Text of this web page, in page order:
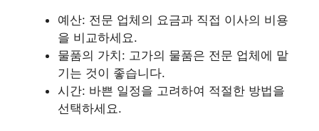
예산: 전문 업체의 요금과 직접 이사의 비용
을 비교하세요.
물품의 가치: 고가의 물품은 전문 업체에 맡
기는 것이 좋습니다.
시간: 바쁜 일정을 고려하여 적절한 방법을
선택하세요.